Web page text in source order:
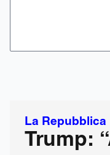
La Repubblica
Trump: